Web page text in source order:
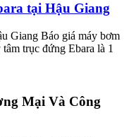
tại Hậu Giang
Giang Báo giá máy bơm
trục đứng Ebara là 1
Mại Và Công